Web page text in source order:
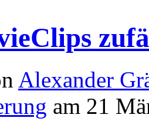
Alexander
am 21